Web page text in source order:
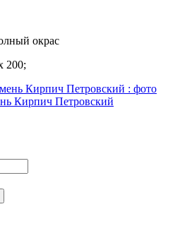
окрас
200;
Кирпич Петровский